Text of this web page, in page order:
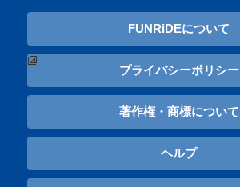
FUNRiDEについて
プライバシーポリシー
著作権・商標について
ヘルプ